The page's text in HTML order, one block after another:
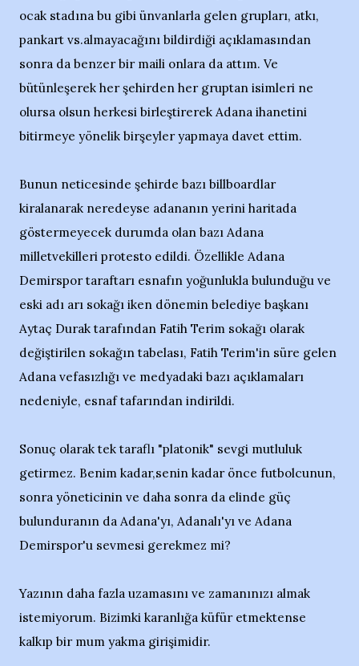
ocak stadına bu gibi ünvanlarla gelen grupları, atkı,
pankart vs.almayacağını bildirdiği açıklamasından
sonra da benzer bir maili onlara da attım. Ve
bütünleşerek her şehirden her gruptan isimleri ne
olursa olsun herkesi birleştirerek Adana ihanetini
bitirmeye yönelik birşeyler yapmaya davet ettim.
Bunun neticesinde şehirde bazı billboardlar
kiralanarak neredeyse adananın yerini haritada
göstermeyecek durumda olan bazı Adana
milletvekilleri protesto edildi. Özellikle Adana
Demirspor taraftarı esnafın yoğunlukla bulunduğu ve
eski adı arı sokağı iken dönemin belediye başkanı
Aytaç Durak tarafından Fatih Terim sokağı olarak
değiştirilen sokağın tabelası, Fatih Terim'in süre gelen
Adana vefasızlığı ve medyadaki bazı açıklamaları
nedeniyle, esnaf tafarından indirildi.
Sonuç olarak tek taraflı "platonik" sevgi mutluluk
getirmez. Benim kadar,senin kadar önce futbolcunun,
sonra yöneticinin ve daha sonra da elinde güç
bulunduranın da Adana'yı, Adanalı'yı ve Adana
Demirspor'u sevmesi gerekmez mi?
Yazının daha fazla uzamasını ve zamanınızı almak
istemiyorum. Bizimki karanlığa küfür etmektense
kalkıp bir mum yakma girişimidir.